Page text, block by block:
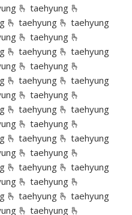
🫰 taehyung 🫰
🫰 taehyung 🫰 taehyung
🫰 taehyung 🫰
🫰 taehyung 🫰 taehyung
🫰 taehyung 🫰
🫰 taehyung 🫰 taehyung
🫰 taehyung 🫰
🫰 taehyung 🫰 taehyung
🫰 taehyung 🫰
🫰 taehyung 🫰 taehyung
🫰 taehyung 🫰
🫰 taehyung 🫰 taehyung
🫰 taehyung 🫰
🫰 taehyung 🫰 taehyung
🫰 taehyung 🫰